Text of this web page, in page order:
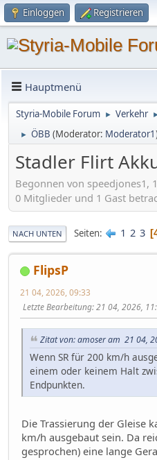
Einloggen Registrieren
Hauptmenü
Styria-Mobile Forum ► Verkehr
► ÖBB (Moderator: Moderator1
Stadler Flirt
Begonnen von speedjones1,
0 Mitglieder und 1 Gast
NACH UNTEN Seiten 1 2 3
FlipsP
21 04, 2026, 09:33
Letzte Bearbeitung: 21 04, 2026,
Zitat von: amoser am 21 04,
Wenn SR für 200 km/h
einem oder keinem Halt
Endpunkten.
Die Trassierung der Gleise
km/h ausgebaut sein. Da
gesprochen) eine lange